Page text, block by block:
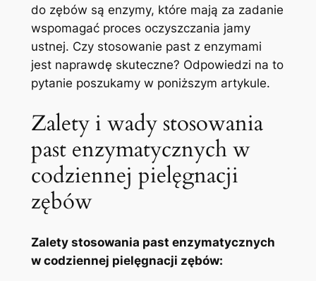
do zębów ‍są enzymy, które mają za ‍zadanie
wspomagać proces oczyszczania⁣ jamy
‍ustnej. Czy stosowanie past z enzymami
jest naprawdę ⁤skuteczne? Odpowiedzi na to
pytanie poszukamy⁤ w poniższym artykule.
Zalety i wady stosowania
past enzymatycznych​ w
codziennej pielęgnacji
zębów
Zalety⁢ stosowania past enzymatycznych
w codziennej‌ pielęgnacji​ zębów: